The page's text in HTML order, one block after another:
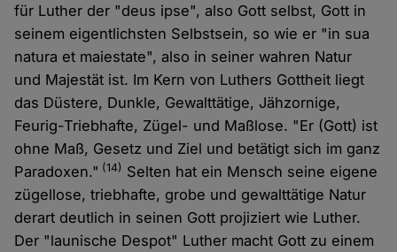
für Luther der "deus ipse", also Gott selbst, Gott in
seinem eigentlichsten Selbstsein, so wie er "in sua
natura et maiestate", also in seiner wahren Natur
und Majestät ist. Im Kern von Luthers Gottheit liegt
das Düstere, Dunkle, Gewalttätige, Jähzornige,
Feurig-Triebhafte, Zügel- und Maßlose. "Er (Gott) ist
ohne Maß, Gesetz und Ziel und betätigt sich im ganz
Paradoxen." (14) Selten hat ein Mensch seine eigene
zügellose, triebhafte, grobe und gewalttätige Natur
derart deutlich in seinen Gott projiziert wie Luther.
Der "launische Despot" Luther macht Gott zu einem